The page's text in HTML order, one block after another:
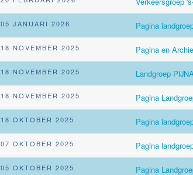
05 JANUARI 2026 Pagina
18 NOVEMBER 2025 Pagina en
18 NOVEMBER 2025 Landgroep
18 NOVEMBER 2025 Pagina
18 OKTOBER 2025 Pagina
07 OKTOBER 2025 Pagina
05 OKTOBER 2025 Pagina